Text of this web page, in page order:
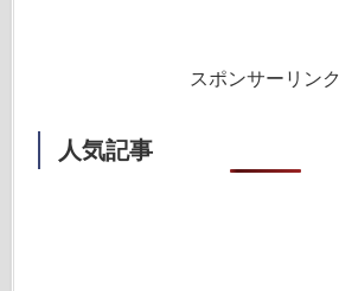
スポンサーリンク
人気記事